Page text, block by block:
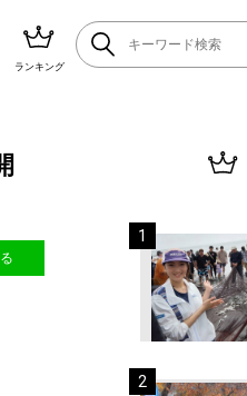
ランキング